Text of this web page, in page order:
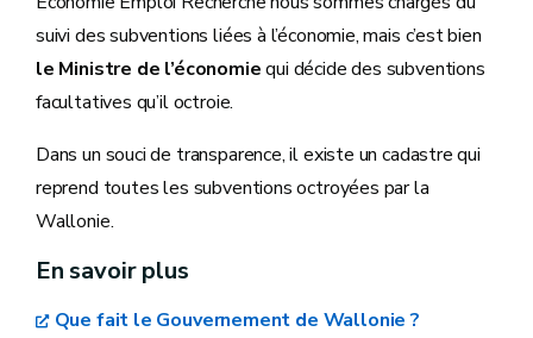
suivi des subventions liées à l’économie, mais c’est bien
le Ministre de l’économiequi décide des subventions
facultatives qu’il octroie.
Dans un souci de transparence, il existe un cadastre qui
reprend toutes les subventions octroyées par la
Wallonie.
En savoir plus
Que fait le Gouvernement de Wallonie ?